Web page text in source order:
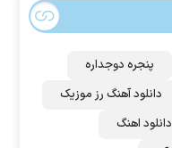
پنجره دوجداره
دانلود آهنگ رز‌ موزیک
دانلود اهنگ